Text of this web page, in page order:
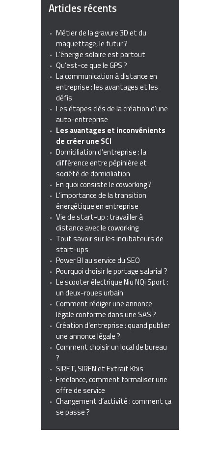
Articles récents
Métier de la gravure 3D et du
maquettage, le futur ?
L’énergie solaire est partout
Qu’est-ce que le GPS ?
La communication à distance en
entreprise : les avantages et les
défis
Les étapes clés de la création d’une
auto-entreprise
Les avantages et inconvénients
de créer une SCI
Domiciliation d’entreprise : la
différence entre pépinière et
société de domiciliation
En quoi consiste le coworking ?
L’importance de la transition
énergétique en entreprise
Vie de start-up : travailler à
distance avec le coworking
Tout savoir sur les incubateurs de
start-ups
Power BI au service du SEO
Pourquoi choisir le portage salarial ?
Le scooter électrique Niu NQi Sport :
un deux-roues urbain
Comment rédiger une annonce
légale conforme dans une SAS ?
Création d’entreprise : quand publier
une annonce légale ?
Comment choisir un local de bureau
?
SIRET, SIREN et Extrait Kbis
Freelance, comment formaliser une
offre de service
Changement d’activité : comment ça
se passe ?